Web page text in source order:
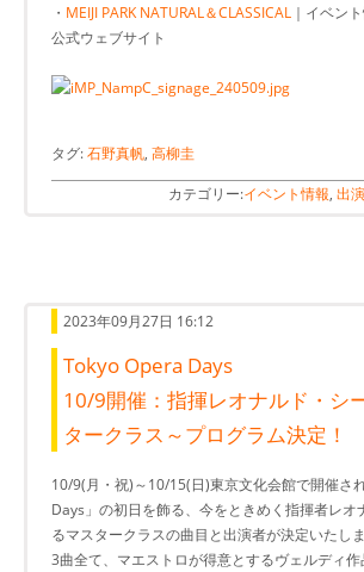
・ MEIJI PARK NATURAL＆CLASSICAL ｜イベン
公式ウェブサイト
タグ:石野真帆, 高柳圭
カテゴリー:イベント情報, 出
2023年09月27日 16:12
Tokyo Opera Days
10/9開催：指揮レオナルド・シ
タークラス～プログラム決定！
10/9(月・祝)～10/15(日)東京文化会館で開催さ
Days」の初日を飾る、今をときめく指揮者レオ
るマスタークラスの曲目と出演者が決定いたし
3曲全て、マエストロが得意とするヴェルディ